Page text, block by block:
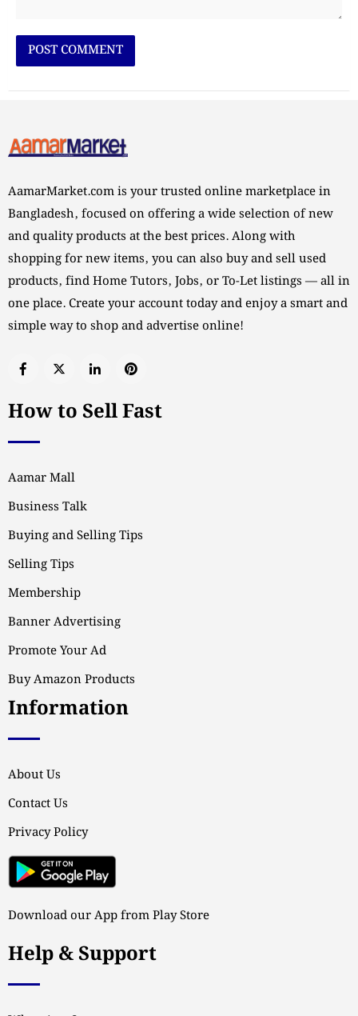
AamarMarket.com is your trusted online marketplace in
Bangladesh, focused on offering a wide selection of new
and quality products at the best prices. Along with
shopping for new items, you can also buy and sell used
products, find Home Tutors, Jobs, or To-Let listings — all in
one place. Create your account today and enjoy a smart and
simple way to shop and advertise online!
How to Sell Fast
Aamar Mall
Business Talk
Buying and Selling Tips
Selling Tips
Membership
Banner Advertising
Promote Your Ad
Buy Amazon Products
Information
About Us
Contact Us
Privacy Policy
Download our App from Play Store
Help & Support